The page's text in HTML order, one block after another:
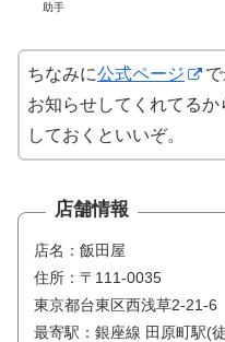
助手
ちなみに公式ページ
お知らせしてくれてるか
しておくといいぞ。
店舗情報
店名：飯田屋
住所：〒111-0035
東京都台東区西浅草2-21-6
最寄駅：銀座線 田原町駅(